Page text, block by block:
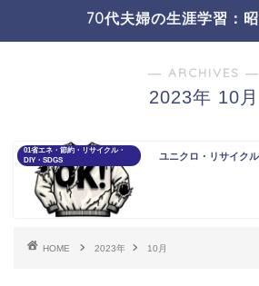
19コミュニケ・SNS
70代夫婦の生涯学習：
― ARCHIVES ―
2023年 10月
01省エネ・節約・リサイクル・
DIY・SDGS
ユニクロ・リサイク
HOME 2023年 10月